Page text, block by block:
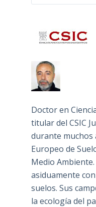
Doctor en
titular del CSIC
durante muchos
Europeo de
Medio
asiduamente
suelos. Sus
la ecología del